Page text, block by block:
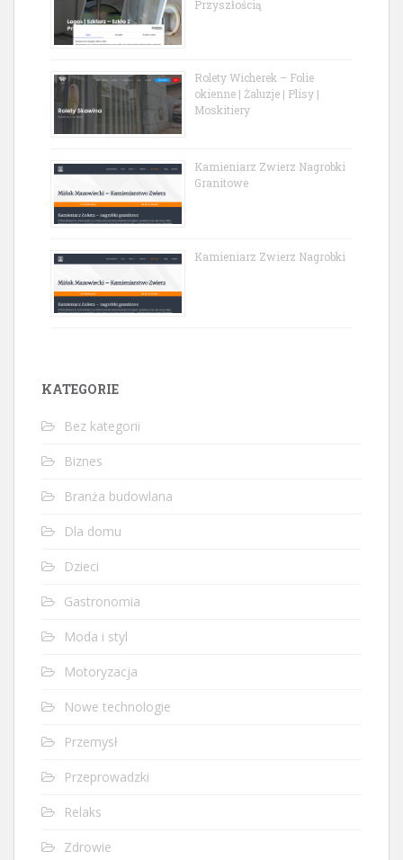
Przyszłością
Rolety Wicherek – Folie
okienne | Żaluzje | Plisy |
Moskitiery
Kamieniarz Zwierz Nagrobki
Granitowe
Kamieniarz Zwierz Nagrobki
KATEGORIE
Bez kategorii
Biznes
Branża budowlana
Dla domu
Dzieci
Gastronomia
Moda i styl
Motoryzacja
Nowe technologie
Przemysł
Przeprowadzki
Relaks
Zdrowie